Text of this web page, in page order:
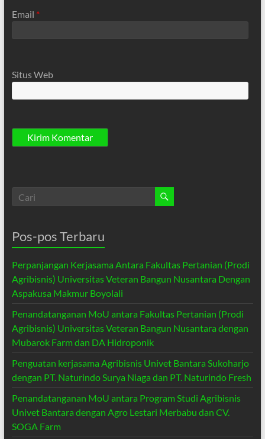
Email *
Situs Web
Pos-pos Terbaru
Perpanjangan Kerjasama Antara Fakultas Pertanian (Prodi
Agribisnis) Universitas Veteran Bangun Nusantara Dengan
Aspakusa Makmur Boyolali
Penandatanganan MoU antara Fakultas Pertanian (Prodi
Agribisnis) Universitas Veteran Bangun Nusantara dengan
Mubarok Farm dan DA Hidroponik
Penguatan kerjasama Agribisnis Univet Bantara Sukoharjo
dengan PT. Naturindo Surya Niaga dan PT. Naturindo Fresh
Penandatanganan MoU antara Program Studi Agribisnis
Univet Bantara dengan Agro Lestari Merbabu dan CV.
SOGA Farm